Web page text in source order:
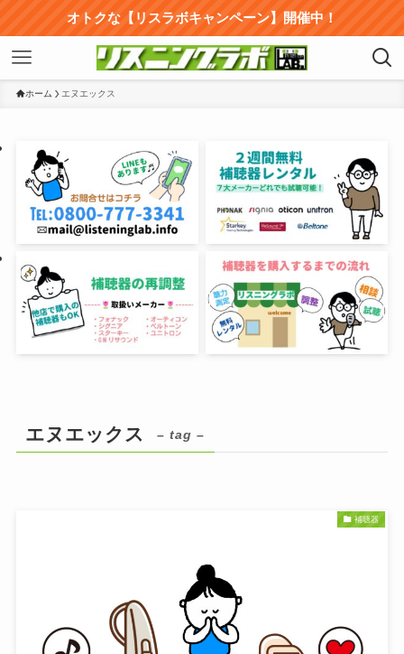
オトクな【リスラボキャンペーン】開催中！
ホーム エヌエックス
エヌエックス – tag –
補聴器